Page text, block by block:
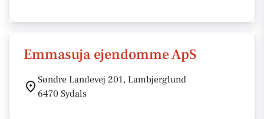
Emmasuja ejendomme ApS
Søndre Landevej 201, Lambjerglund
6470 Sydals